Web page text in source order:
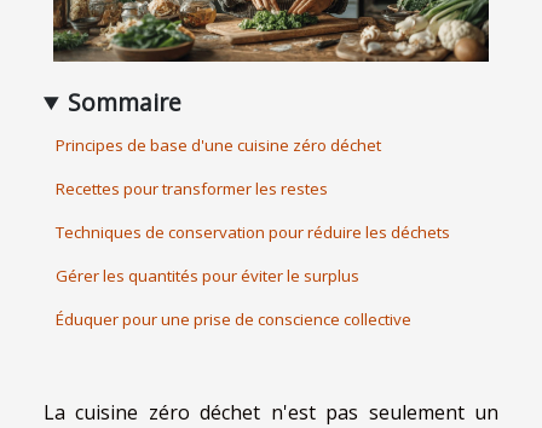
Sommaire
Principes de base d'une cuisine zéro déchet
Recettes pour transformer les restes
Techniques de conservation pour réduire les déchets
Gérer les quantités pour éviter le surplus
Éduquer pour une prise de conscience collective
La cuisine zéro déchet n'est pas seulement un